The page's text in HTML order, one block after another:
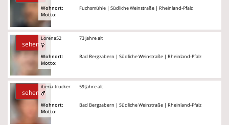
Wohnort:
Motto:
Fuchsmühle | Südliche Weinstraße | Rheinland-Pfalz
sehen
Lorena52
Wohnort:
Motto:
73 Jahre alt
Bad Bergzabern | Südliche Weinstraße | Rheinland-Pfalz
sehen
iberia-trucker
Wohnort:
Motto:
59 Jahre alt
Bad Bergzabern | Südliche Weinstraße | Rheinland-Pfalz